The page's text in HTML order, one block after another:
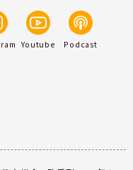
Youtube Podcast